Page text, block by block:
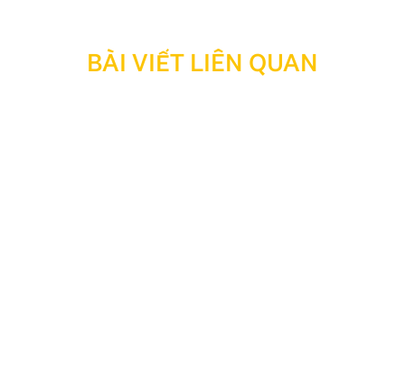
BÀI VIẾT LIÊN QUAN